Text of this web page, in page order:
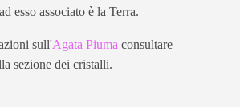
esso associato è la Terra.
sull'Agata Piuma consultare
sezione dei cristalli.